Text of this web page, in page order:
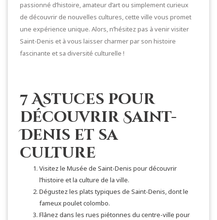
passionné d’histoire, amateur d’art ou simplement curieux
de découvrir de nouvelles cultures, cette ville vous promet
une expérience unique. Alors, n’hésitez pas à venir visiter
Saint-Denis et à vous laisser charmer par son histoire
fascinante et sa diversité culturelle !
7 Astuces pour
découvrir Saint-
Denis et sa
culture
Visitez le Musée de Saint-Denis pour découvrir
l’histoire et la culture de la ville.
Dégustez les plats typiques de Saint-Denis, dont le
fameux poulet colombo.
Flânez dans les rues piétonnes du centre-ville pour